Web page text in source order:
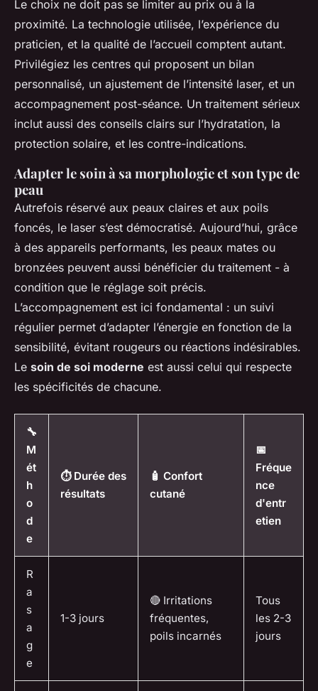
Le choix ne doit pas se limiter au prix ou à la
proximité. La technologie utilisée, l’expérience du
praticien, et la qualité de l’accueil comptent autant.
Privilégiez les centres qui proposent un bilan
personnalisé, un ajustement de l’intensité laser, et un
accompagnement post-séance. Un traitement sérieux
inclut aussi des conseils clairs sur l’hydratation, la
protection solaire, et les contre-indications.
Adapter le soin à sa morphologie et son type de
peau
Autrefois réservé aux peaux claires et aux poils
foncés, le laser s’est démocratisé. Aujourd’hui, grâce
à des appareils performants, les peaux mates ou
bronzées peuvent aussi bénéficier du traitement - à
condition que le réglage soit précis.
L’accompagnement est ici fondamental : un suivi
régulier permet d’adapter l’énergie en fonction de la
sensibilité, évitant rougeurs ou réactions indésirables.
Le soin de soi moderne est aussi celui qui respecte
les spécificités de chacune.
🔧
M
ét
h
o
d
e
⏱️ Durée des
résultats
🧴 Confort
cutané
📅
Fréque
nce
d'entr
etien
R
a
s
a
g
e
1-3 jours
🔴 Irritations
fréquentes,
poils incarnés
Tous
les 2-3
jours